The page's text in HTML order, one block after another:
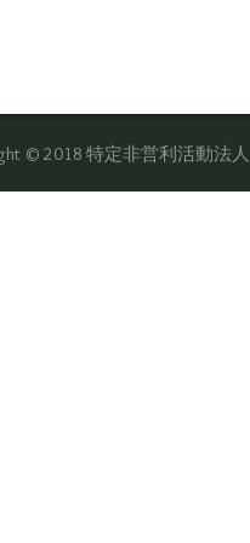
© 2018 特定非営利活動法